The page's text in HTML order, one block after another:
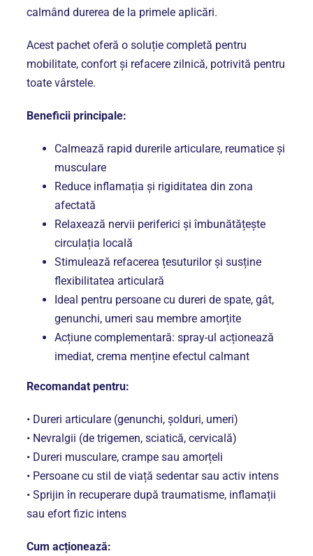
calmând durerea de la primele aplicări.
Acest pachet oferă o soluție completă pentru
mobilitate, confort și refacere zilnică, potrivită pentru
toate vârstele.
Beneficii principale:
Calmează rapid durerile articulare, reumatice și
musculare
Reduce inflamația și rigiditatea din zona
afectată
Relaxează nervii periferici și îmbunătățește
circulația locală
Stimulează refacerea țesuturilor și susține
flexibilitatea articulară
Ideal pentru persoane cu dureri de spate, gât,
genunchi, umeri sau membre amorțite
Acțiune complementară: spray-ul acționează
imediat, crema menține efectul calmant
Recomandat pentru:
• Dureri articulare (genunchi, șolduri, umeri)
• Nevralgii (de trigemen, sciatică, cervicală)
• Dureri musculare, crampe sau amorțeli
• Persoane cu stil de viață sedentar sau activ intens
• Sprijin în recuperare după traumatisme, inflamații
sau efort fizic intens
Cum acționează: